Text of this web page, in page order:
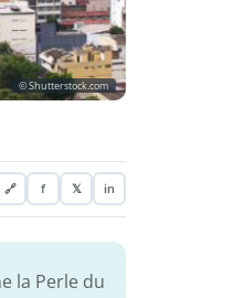
© Shutterstock.com
🔗 f 𝕏 in
la Perle du